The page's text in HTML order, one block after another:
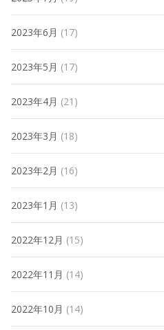
2023年6月 (17)
2023年5月 (17)
2023年4月 (21)
2023年3月 (18)
2023年2月 (16)
2023年1月 (13)
2022年12月 (15)
2022年11月 (14)
2022年10月 (14)